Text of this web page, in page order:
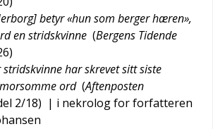
betyr «hun som berger hæren»,
en stridskvinne (Bergens Tidende
)
har skrevet sitt siste
ord (Aftenposten
2/18) | i nekrolog for forfatteren